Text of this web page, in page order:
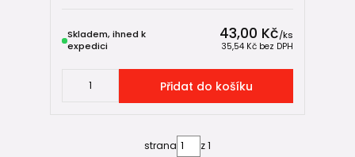
43,00 Kč/ks
35,54 Kč bez DPH
Skladem, ihned k
expedici
Přidat do košíku
strana z 1